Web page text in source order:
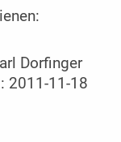
Dorfinger
2011-11-18